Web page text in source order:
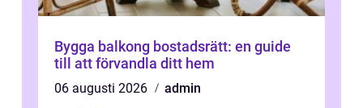
Bygga balkong bostadsrätt: en guide
till att förvandla ditt hem
06 augusti 2026
admin